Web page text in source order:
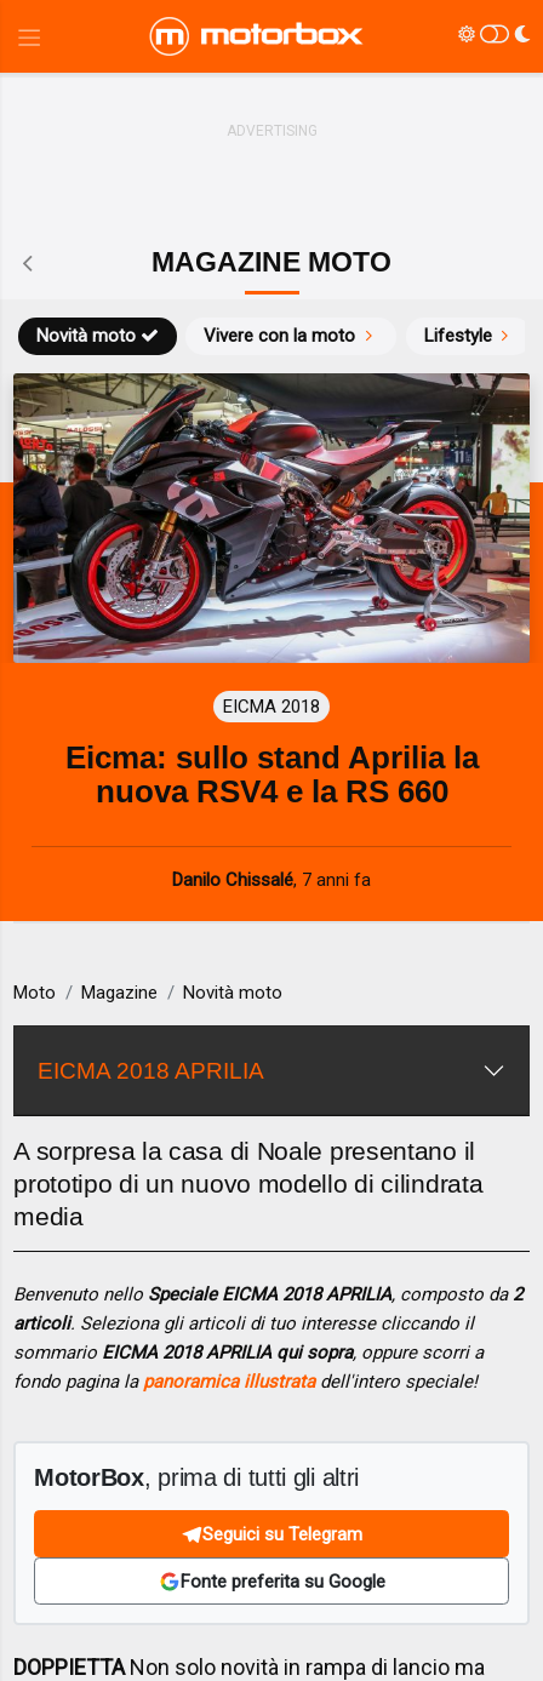
MAGAZINE MOTO
Novità moto Vivere con la moto Lifestyle
EICMA 2018
Eicma: sullo stand Aprilia la
nuova RSV4 e la RS 660
Danilo Chissalé, 7 anni fa
Moto Magazine Novità moto
EICMA 2018 APRILIA
A sorpresa la casa di Noale presentano il
prototipo di un nuovo modello di cilindrata
media
Benvenuto nello Speciale EICMA 2018 APRILIA, composto da 2
articoli. Seleziona gli articoli di tuo interesse cliccando il
sommario EICMA 2018 APRILIA qui sopra, oppure scorri a
fondo pagina la panoramica illustratadell'intero speciale!
MotorBox, prima di tutti gli altri
Seguici su Telegram
Fonte preferita su Google
DOPPIETTANon solo novità in rampa di lancio ma